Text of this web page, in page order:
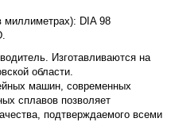
миллиметрах): DIA 98
Изготавливаются на
области.
машин, современных
сплавов позволяет
подтверждаемого всеми